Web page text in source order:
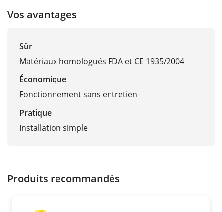
Vos avantages
Sûr
Matériaux homologués FDA et CE 1935/2004
Économique
Fonctionnement sans entretien
Pratique
Installation simple
Produits recommandés